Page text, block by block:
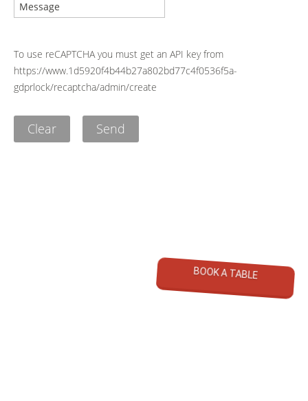
To use reCAPTCHA you must get an API key from
https://www.1d5920f4b44b27a802bd77c4f0536f5a-
gdprlock/recaptcha/admin/create
Clear Send
BOOK A TABLE